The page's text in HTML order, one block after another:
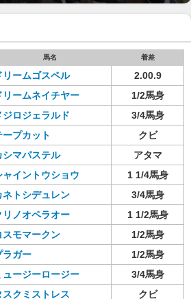
馬名 着差
リームゴスペル
2.00.9
リームネイチヤー
1/2馬身
ジロジェラルド
3/4馬身
ープカット
クビ
シマパステル
アタマ
ャイントウショウ
1 1/4馬身
ネトシデュレン
3/4馬身
リノオペラオー
1 1/2馬身
スモマークン
1/2馬身
ラガー
1/2馬身
ュージーロージー
3/4馬身
スクミストレス
クビ